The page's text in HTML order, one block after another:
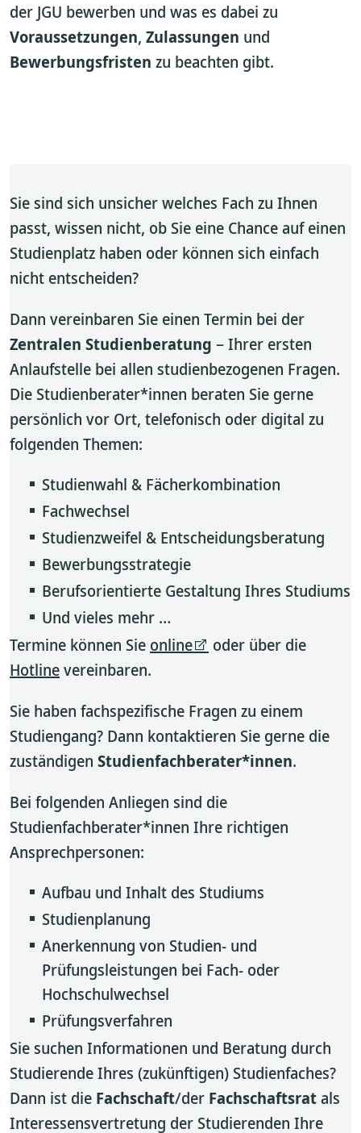
der JGU bewerben und was es dabei zu
Voraussetzungen, Zulassungen und
Bewerbungsfristen zu beachten gibt.
Sie sind sich unsicher welches Fach zu Ihnen
passt, wissen nicht, ob Sie eine Chance auf einen
Studienplatz haben oder können sich einfach
nicht entscheiden?
Dann vereinbaren Sie einen Termin bei der
Zentralen Studienberatung – Ihrer ersten
Anlaufstelle bei allen studienbezogenen Fragen.
Die Studienberater*innen beraten Sie gerne
persönlich vor Ort, telefonisch oder digital zu
folgenden Themen:
Studienwahl & Fächerkombination
Fachwechsel
Studienzweifel & Entscheidungsberatung
Bewerbungsstrategie
Berufsorientierte Gestaltung Ihres Studiums
Und vieles mehr …
Termine können Sie online
oder über die
Hotlinevereinbaren.
Sie haben fachspezifische Fragen zu einem
Studiengang? Dann kontaktieren Sie gerne die
zuständigen Studienfachberater*innen.
Bei folgenden Anliegen sind die
Studienfachberater*innen Ihre richtigen
Ansprechpersonen:
Aufbau und Inhalt des Studiums
Studienplanung
Anerkennung von Studien- und
Prüfungsleistungen bei Fach- oder
Hochschulwechsel
Prüfungsverfahren
Sie suchen Informationen und Beratung durch
Studierende Ihres (zukünftigen) Studienfaches?
Dann ist die Fachschaft/der Fachschaftsratals
Interessensvertretung der Studierenden Ihre